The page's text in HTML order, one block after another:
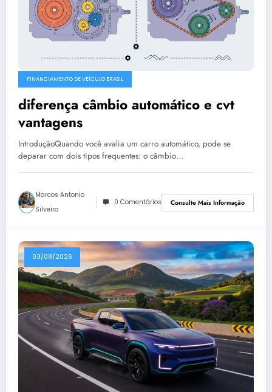
FINANCIAMENTO DE VEÍCULO BRASIL
diferença câmbio automático e cvt
vantagens
IntroduçãoQuando você avalia um carro automático, pode se
deparar com dois tipos frequentes: o câmbio…
Marcos Antonio
Silveira
0 Comentários Consulte Mais Informação
03/08/2026